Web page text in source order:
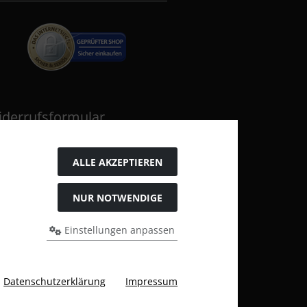
Katzen und Hundefutter, Yomis Onlineshop.
Karl
ALLE AKZEPTIEREN
NUR NOTWENDIGE
Einstellungen anpassen
Datenschutzerklärung Impressum